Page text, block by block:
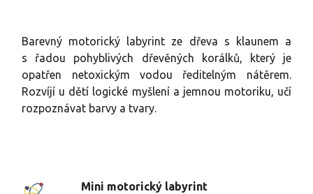
Barevný motorický labyrint ze dřeva s klaunem a
s řadou pohyblivých dřevěných korálků, který je
opatřen netoxickým vodou ředitelným nátěrem.
Rozvíjí u dětí logické myšlení a jemnou motoriku, učí
rozpoznávat barvy a tvary.
Mini motorický labyrint